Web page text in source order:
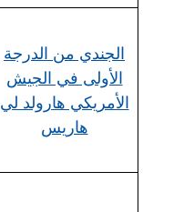
الجندي من الدرجة
الأولى في الجيش
الأمريكي هارولد لي
هاريس